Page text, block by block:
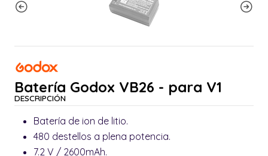
Batería Godox VB26 - para V1
DESCRIPCIÓN
Batería de ion de litio.
480 destellos a plena potencia.
7.2 V / 2600mAh.